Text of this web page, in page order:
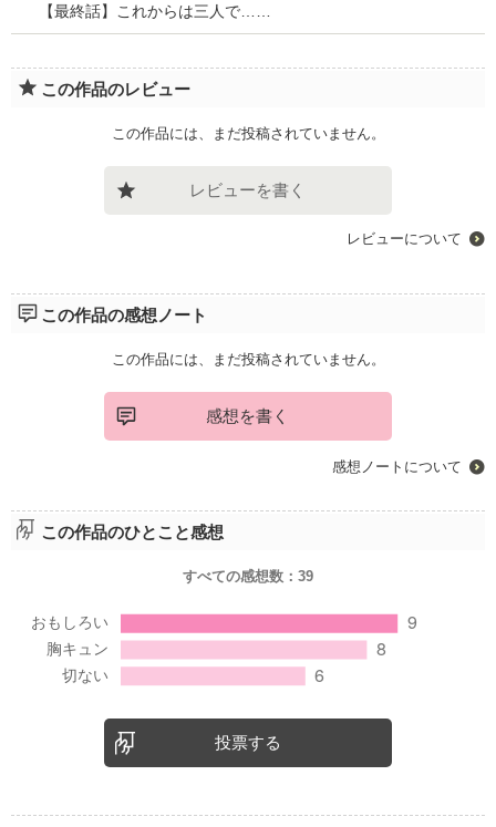
【最終話】これからは三人で……
この作品のレビュー
この作品には、まだ投稿されていません。
レビューを書く
レビューについて
この作品の感想ノート
この作品には、まだ投稿されていません。
感想を書く
感想ノートについて
この作品のひとこと感想
すべての感想数： 39
投票する